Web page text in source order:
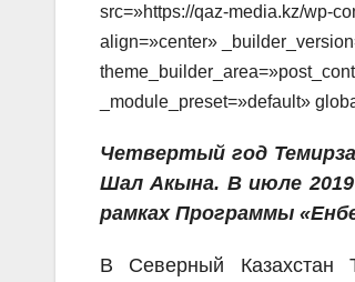
src=»https://qaz-media.kz/wp-
align=»center»
_module_preset=»default»
Четвертый год
Шал Акына. В июле 2019
рамках Программы
В Северный Казахстан